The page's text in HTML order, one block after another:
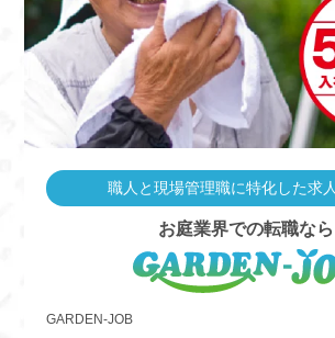
職人と現場管理職に特化した求
お庭業界での転職なら
GARDEN-JOB